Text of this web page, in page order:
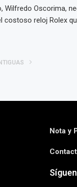
Wilfredo Oscorima,
costoso reloj Rolex
Nota y